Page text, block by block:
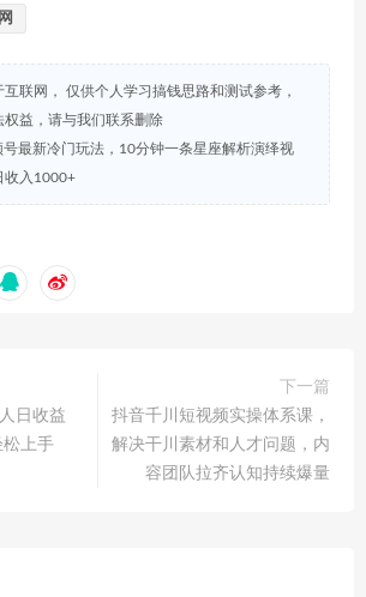
联网， 仅供个人学习搞钱思路和测试参考，
权益，请与我们联系删除
号最新冷门玩法，10分钟一条星座解析演绎视
收入1000+
日收益
松上手
下一篇
抖音千川短视频实操体系课，
解决干川素材和人才问题，内
容团队拉齐认知持续爆量